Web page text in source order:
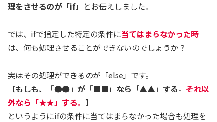
理をさせるのが「if」 とお伝えしました。
では、ifで指定した特定の条件に当てはまらなかった時
は、何も処理させることができないのでしょうか？
実はその処理ができるのが「else」です。
【もしも、「●●」が「■■ 」なら「▲▲ 」する。 それ以
外なら「★★」する。 】
というようにifの条件に当てはまらなかった場合も処理を